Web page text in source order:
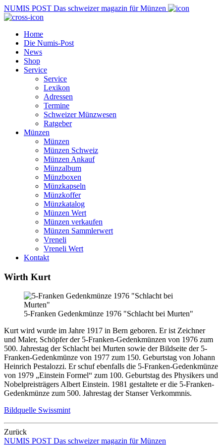
NUMIS POST Das schweizer magazin für Münzen
Home
Die Numis-Post
News
Shop
Service
Service
Lexikon
Adressen
Termine
Schweizer Münzwesen
Ratgeber
Münzen
Münzen
Münzen Schweiz
Münzen Ankauf
Münzalbum
Münzboxen
Münzkapseln
Münzkoffer
Münzkatalog
Münzen Wert
Münzen verkaufen
Münzen Sammlerwert
Vreneli
Vreneli Wert
Kontakt
Wirth Kurt
5-Franken Gedenkmünze 1976 "Schlacht bei Murten"
Kurt wird wurde im Jahre 1917 in Bern geboren. Er ist Zeichner
und Maler, Schöpfer der 5-Franken-Gedenkmünzen von 1976 zum
500. Jahrestag der Schlacht bei Murten sowie der Bildseite der 5-
Franken-Gedenkmünze von 1977 zum 150. Geburtstag von Johann
Heinrich Pestalozzi. Er schuf ebenfalls die 5-Franken-Gedenkmünze
von 1979 „Einstein Formel“ zum 100. Geburtstag des Physikers und
Nobelpreisträgers Albert Einstein. 1981 gestaltete er die 5-Franken-
Gedenkmünze zum 500. Jahrestag der Stanser Verkommnis.
Bildquelle Swissmint
Zurück
NUMIS POST Das schweizer magazin für Münzen